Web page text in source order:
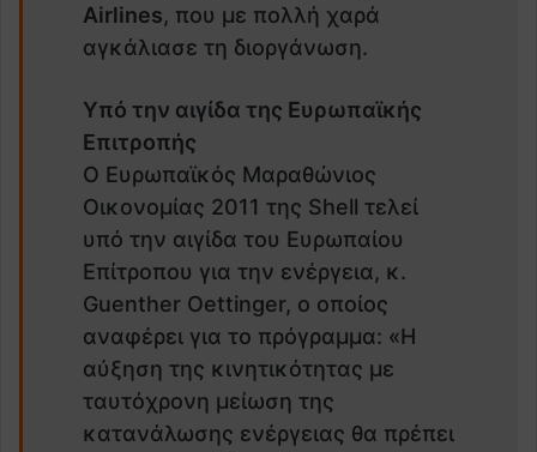
Airlines, που με πολλή χαρά
αγκάλιασε τη διοργάνωση.
Υπό την αιγίδα της Ευρωπαϊκής
Επιτροπής
Ο Ευρωπαϊκός Μαραθώνιος
Οικονομίας 2011 της Shell τελεί
υπό την αιγίδα του Ευρωπαίου
Επίτροπου για την ενέργεια, κ.
Guenther Oettinger, ο οποίος
αναφέρει για το πρόγραμμα: «Η
αύξηση της κινητικότητας με
ταυτόχρονη μείωση της
κατανάλωσης ενέργειας θα πρέπει